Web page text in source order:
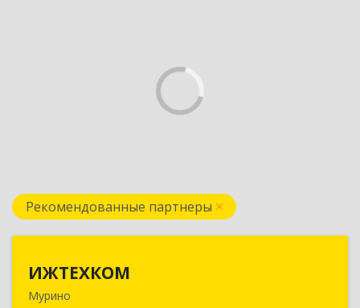
Рекомендованные партнеры
ИЖТЕХКОМ
Мурино
188677, Ленинградская обл, Всеволожский р-н,